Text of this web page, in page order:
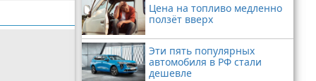
Цена на топливо медленно
ползёт вверх
Эти пять популярных
автомобиля в РФ стали
дешевле